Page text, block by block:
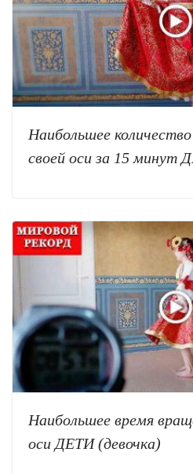
Наибольшее
своей оси за 15 минут
Наибольшее время
оси ДЕТИ (девочка)